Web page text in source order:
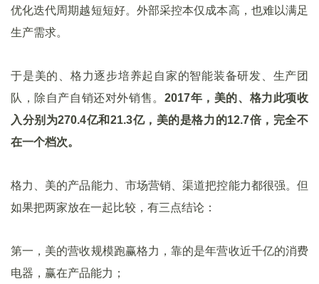
优化迭代周期越短短好。外部采控本仅成本高，也难以满足
生产需求。
于是美的、格力逐步培养起自家的智能装备研发、生产团
队，除自产自销还对外销售。 2017年，美的、格力此项收
入分别为270.4亿和21.3亿，美的是格力的12.7倍，完全不
在一个档次。
格力、美的产品能力、市场营销、渠道把控能力都很强。但
如果把两家放在一起比较，有三点结论：
第一，美的营收规模跑赢格力，靠的是年营收近千亿的消费
电器，赢在产品能力；